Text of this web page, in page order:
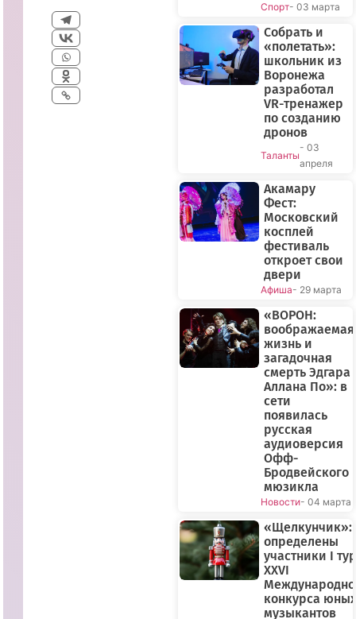
Спорт- 03 марта
Собрать и
«полетать»:
школьник из
Воронежа
разработал
VR-тренажер
по созданию
дронов
Таланты
- 03
апреля
Акамару
Фест:
Московский
косплей
фестиваль
откроет свои
двери
Афиша- 29 марта
«ВОРОН:
воображаемая
жизнь и
загадочная
смерть Эдгара
Аллана По»: в
сети
появилась
русская
аудиоверсия
Офф-
Бродвейского
мюзикла
Новости- 04 марта
«Щелкунчик»:
определены
участники I
XXVI
конкурса юных
музыкантов